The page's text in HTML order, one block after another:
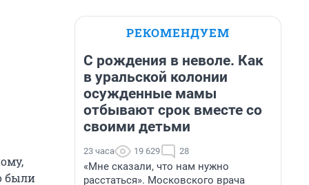
были
РЕКОМЕНДУЕМ
С рождения в неволе. Как
в уральской колонии
осужденные мамы
отбывают срок вместе со
своими детьми
23 часа 19 629 28
«Мне сказали, что нам нужно
расстаться». Московского врача